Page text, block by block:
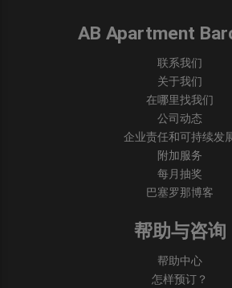
AB Apartment
联系我们
关于我们
在哪里找我们
公司动态
企业责任和可持续发
附加服务
每月抽奖
巴塞罗那博客
帮助与咨询
帮助中心
怎样预订？